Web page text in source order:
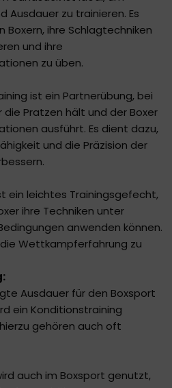
Ausdauer zu trainieren. Es
Boxern, ihre Schlagtechniken
und ihre
zu üben.
ist ein Partnerübung, bei
die Pratzen hält und der Boxer
ausführt. Es dient dazu,
und die Präzision der
ein leichtes Trainingsgefecht,
ihre Techniken unter
anwenden können.
Wettkampferfahrung zu
Ausdauer für den Boxsport
ein Konditionstraining
gehören auch oft
auch im Boxsport genutzt,